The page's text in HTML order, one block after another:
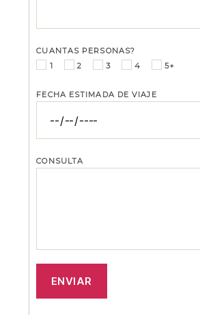
cuantas personas?
1
2 3 4 5+
fecha estimada de viaje
consulta